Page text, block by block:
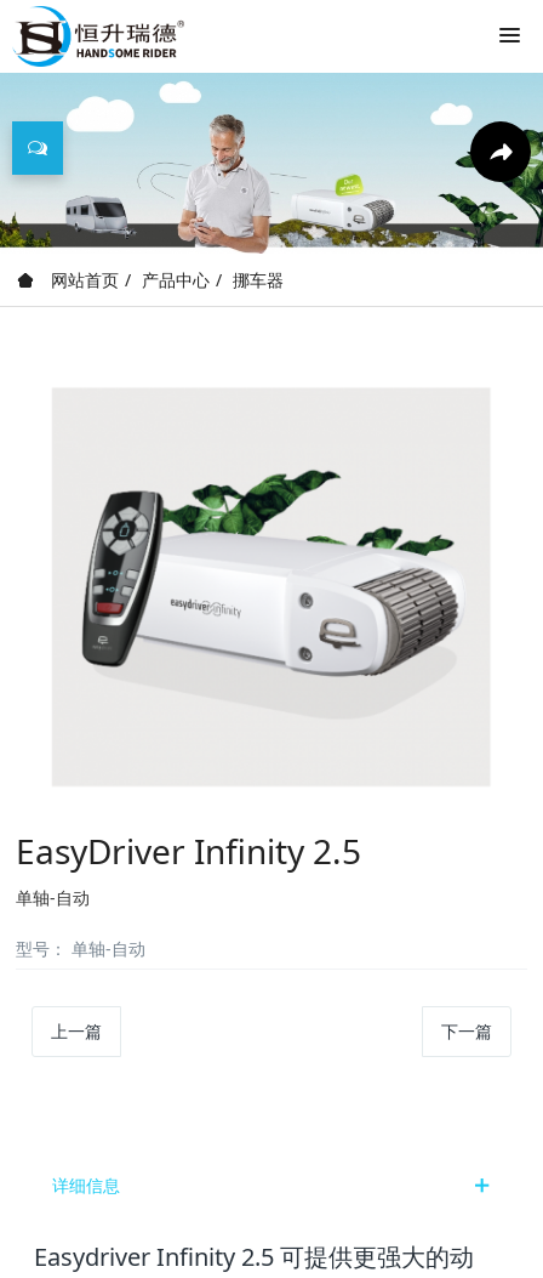
网站首页 产品中心 挪车器
EasyDriver Infinity 2.5
单轴-自动
型号： 单轴-自动
上一篇 下一篇
详细信息
Easydriver Infinity 2.5 可提供更强大的动